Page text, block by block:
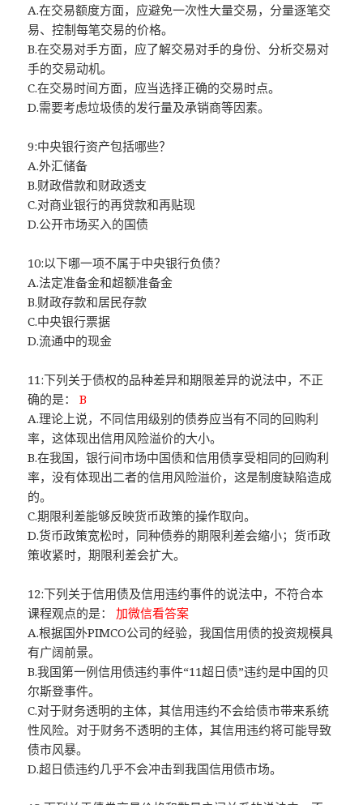
A.在交易额度方面，应避免一次性大量交易，分量逐笔交
易、控制每笔交易的价格。
B.在交易对手方面，应了解交易对手的身份、分析交易对
手的交易动机。
C.在交易时间方面，应当选择正确的交易时点。
D.需要考虑垃圾债的发行量及承销商等因素。
9:中央银行资产包括哪些？
A.外汇储备
B.财政借款和财政透支
C.对商业银行的再贷款和再贴现
D.公开市场买入的国债
10:以下哪一项不属于中央银行负债？
A.法定准备金和超额准备金
B.财政存款和居民存款
C.中央银行票据
D.流通中的现金
11:下列关于债权的品种差异和期限差异的说法中，不正
确的是：B
A.理论上说，不同信用级别的债券应当有不同的回购利
率，这体现出信用风险溢价的大小。
B.在我国，银行间市场中国债和信用债享受相同的回购利
率，没有体现出二者的信用风险溢价，这是制度缺陷造成
的。
C.期限利差能够反映货币政策的操作取向。
D.货币政策宽松时，同种债券的期限利差会缩小；货币政
策收紧时，期限利差会扩大。
12:下列关于信用债及信用违约事件的说法中，不符合本
课程观点的是：加微信看答案
A.根据国外PIMCO公司的经验，我国信用债的投资规模具
有广阔前景。
B.我国第一例信用债违约事件“11超日债”违约是中国的贝
尔斯登事件。
C.对于财务透明的主体，其信用违约不会给债市带来系统
性风险。对于财务不透明的主体，其信用违约将可能导致
债市风暴。
D.超日债违约几乎不会冲击到我国信用债市场。